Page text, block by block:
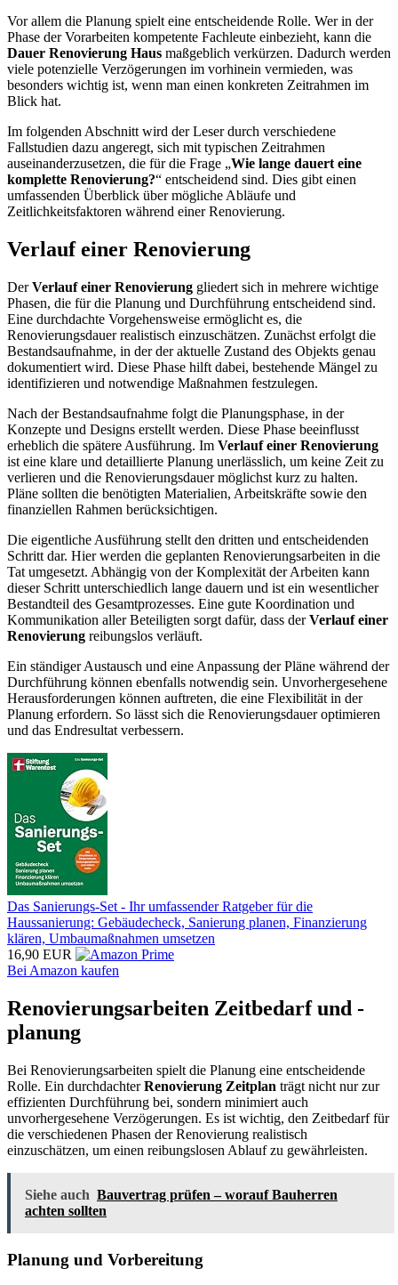
Vor allem die Planung spielt eine entscheidende Rolle. Wer in der
Phase der Vorarbeiten kompetente Fachleute einbezieht, kann die
Dauer Renovierung Haus maßgeblich verkürzen. Dadurch werden
viele potenzielle Verzögerungen im vorhinein vermieden, was
besonders wichtig ist, wenn man einen konkreten Zeitrahmen im
Blick hat.
Im folgenden Abschnitt wird der Leser durch verschiedene
Fallstudien dazu angeregt, sich mit typischen Zeitrahmen
auseinanderzusetzen, die für die Frage „Wie lange dauert eine
komplette Renovierung?“ entscheidend sind. Dies gibt einen
umfassenden Überblick über mögliche Abläufe und
Zeitlichkeitsfaktoren während einer Renovierung.
Verlauf einer Renovierung
DerVerlauf einer Renovierung gliedert sich in mehrere wichtige
Phasen, die für die Planung und Durchführung entscheidend sind.
Eine durchdachte Vorgehensweise ermöglicht es, die
Renovierungsdauer realistisch einzuschätzen. Zunächst erfolgt die
Bestandsaufnahme, in der der aktuelle Zustand des Objekts genau
dokumentiert wird. Diese Phase hilft dabei, bestehende Mängel zu
identifizieren und notwendige Maßnahmen festzulegen.
Nach der Bestandsaufnahme folgt die Planungsphase, in der
Konzepte und Designs erstellt werden. Diese Phase beeinflusst
erheblich die spätere Ausführung. Im Verlauf einer Renovierung
ist eine klare und detaillierte Planung unerlässlich, um keine Zeit zu
verlieren und die Renovierungsdauer möglichst kurz zu halten.
Pläne sollten die benötigten Materialien, Arbeitskräfte sowie den
finanziellen Rahmen berücksichtigen.
Die eigentliche Ausführung stellt den dritten und entscheidenden
Schritt dar. Hier werden die geplanten Renovierungsarbeiten in die
Tat umgesetzt. Abhängig von der Komplexität der Arbeiten kann
dieser Schritt unterschiedlich lange dauern und ist ein wesentlicher
Bestandteil des Gesamtprozesses. Eine gute Koordination und
Kommunikation aller Beteiligten sorgt dafür, dass derVerlauf einer
Renovierung reibungslos verläuft.
Ein ständiger Austausch und eine Anpassung der Pläne während der
Durchführung können ebenfalls notwendig sein. Unvorhergesehene
Herausforderungen können auftreten, die eine Flexibilität in der
Planung erfordern. So lässt sich die Renovierungsdauer optimieren
und das Endresultat verbessern.
Das Sanierungs-Set - Ihr umfassender Ratgeber für die
Haussanierung: Gebäudecheck, Sanierung planen, Finanzierung
klären, Umbaumaßnahmen umsetzen
16,90 EUR
Bei Amazon kaufen
Renovierungsarbeiten Zeitbedarf und -
planung
Bei Renovierungsarbeiten spielt die Planung eine entscheidende
Rolle. Ein durchdachterRenovierung Zeitplan trägt nicht nur zur
effizienten Durchführung bei, sondern minimiert auch
unvorhergesehene Verzögerungen. Es ist wichtig, den Zeitbedarf für
die verschiedenen Phasen der Renovierung realistisch
einzuschätzen, um einen reibungslosen Ablauf zu gewährleisten.
Siehe auch Bauvertrag prüfen – worauf Bauherren
achten sollten
Planung und Vorbereitung